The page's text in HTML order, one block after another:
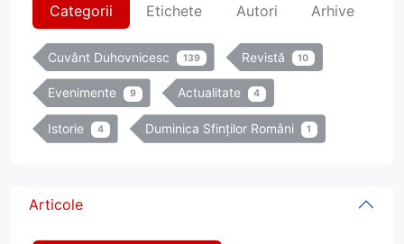
Categorii Etichete Autori Arhive
Cuvânt Duhovnicesc 139 Revistă 10
Evenimente 9 Actualitate 4
Istorie 4 Duminica Sfinților Români 1
Articole